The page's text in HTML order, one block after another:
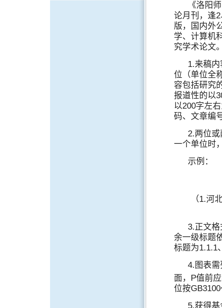
《洛阳
论月刊，逢
版，国内外
学、计算机
究学术论文
1.来稿
位（单位全
容包括研究
报道性的以
以200字左
码、文章编
2.两位或
一个单位时
示例：
（1.河
3.正文格
余一级标题
标题为
4.图表
面，P值前
位按
5.获得